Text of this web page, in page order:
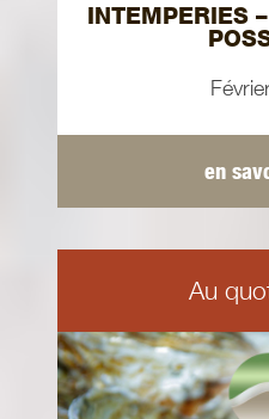
INTEMPERIES
en
Au